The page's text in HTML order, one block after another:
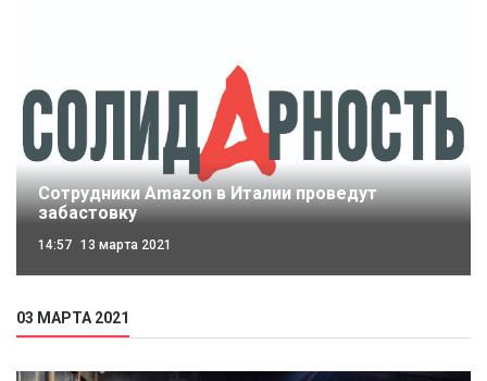
Сотрудники Amazon в Италии проведут
забастовку
14:57 13 марта 2021
03 МАРТА 2021